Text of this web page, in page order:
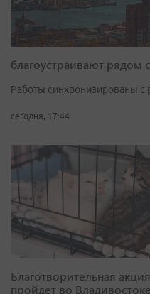
благоустраивают рядом
Работы синхронизированы с
сегодня, 17:44
Благотворительная
пройдет во Владивостоке